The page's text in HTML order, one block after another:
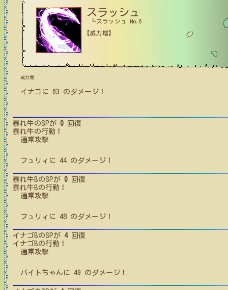
スラッシュ
┗スラッシュ No.6
【威力増】
威力増
イナゴ に 63 のダメージ！
暴れ牛のSPが 0 回復
暴れ牛の行動！
通常攻撃
フュリィ に 44のダメージ！
暴れ牛BのSPが 0 回復
暴れ牛Bの行動！
通常攻撃
フュリィ に 48 のダメージ！
イナゴBのSPが 4回復
イナゴBの行動！
通常攻撃
バイトちゃん に 49 のダメージ！